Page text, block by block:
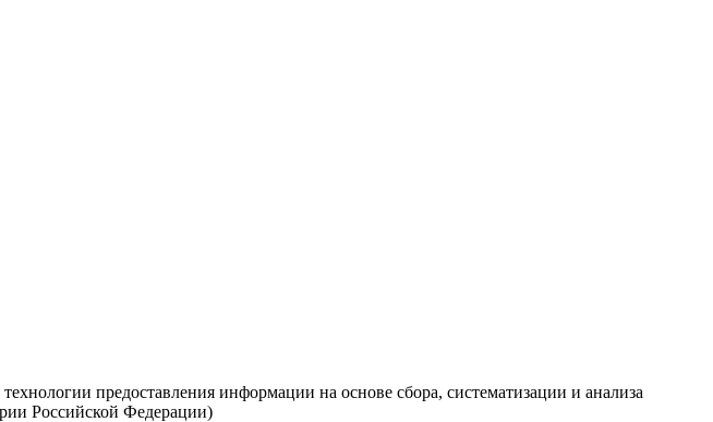
предоставления информации на основе сбора, систематизации и анализа
Российской Федерации)